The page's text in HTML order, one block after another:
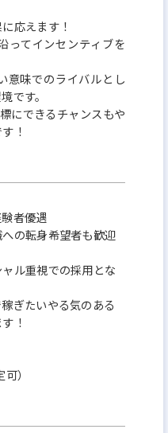
応えます！
ってインセンティブを
意味でのライバルとし
です。
にできるチャンスもや
！
者優遇
の転身希望者も歓迎
ル重視での採用とな
ぎたいやる気のある
！
）